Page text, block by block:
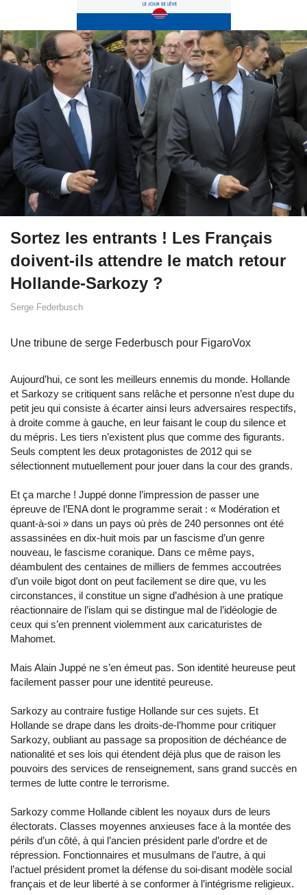
Sortez les entrants ! Les Français
doivent-ils attendre le match retour
Hollande-Sarkozy ?
Serge Federbusch
Une tribune de serge Federbusch pour FigaroVox
Aujourd’hui, ce sont les meilleurs ennemis du monde. Hollande
et Sarkozy se critiquent sans relâche et personne n’est dupe du
petit jeu qui consiste à écarter ainsi leurs adversaires respectifs,
à droite comme à gauche, en leur faisant le coup du silence et
du mépris. Les tiers n’existent plus que comme des figurants.
Seuls comptent les deux protagonistes de 2012 qui se
sélectionnent mutuellement pour jouer dans la cour des grands.
Et ça marche ! Juppé donne l’impression de passer une
épreuve de l’ENA dont le programme serait : « Modération et
quant-à-soi » dans un pays où près de 240 personnes ont été
assassinées en dix-huit mois par un fascisme d’un genre
nouveau, le fascisme coranique. Dans ce même pays,
déambulent des centaines de milliers de femmes accoutrées
d’un voile bigot dont on peut facilement se dire que, vu les
circonstances, il constitue un signe d’adhésion à une pratique
réactionnaire de l’islam qui se distingue mal de l’idéologie de
ceux qui s’en prennent violemment aux caricaturistes de
Mahomet.
Mais Alain Juppé ne s’en émeut pas. Son identité heureuse peut
facilement passer pour une identité peureuse.
Sarkozy au contraire fustige Hollande sur ces sujets. Et
Hollande se drape dans les droits-de-l’homme pour critiquer
Sarkozy, oubliant au passage sa proposition de déchéance de
nationalité et ses lois qui étendent déjà plus que de raison les
pouvoirs des services de renseignement, sans grand succès en
termes de lutte contre le terrorisme.
Sarkozy comme Hollande ciblent les noyaux durs de leurs
électorats. Classes moyennes anxieuses face à la montée des
périls d’un côté, à qui l’ancien président parle d’ordre et de
répression. Fonctionnaires et musulmans de l’autre, à qui
l’actuel président promet la défense du soi-disant modèle social
français et de leur liberté à se conformer à l’intégrisme religieux.